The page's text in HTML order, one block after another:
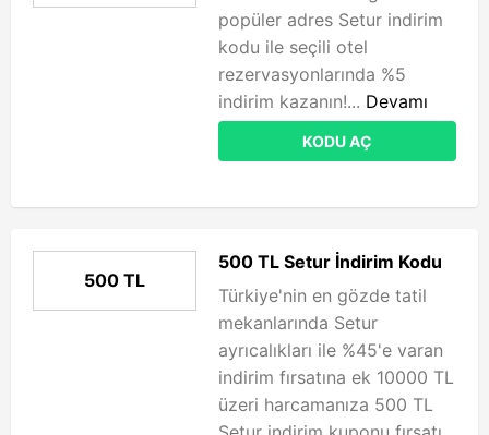
popüler adres Setur indirim
kodu ile seçili otel
rezervasyonlarında %5
indirim kazanın!... Devamı
KODU AÇ
500 TL
500 TL Setur İndirim Kodu
Türkiye'nin en gözde tatil
mekanlarında Setur
ayrıcalıkları ile %45'e varan
indirim fırsatına ek 10000 TL
üzeri harcamanıza 500 TL